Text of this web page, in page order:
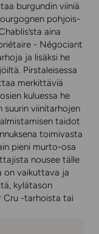
burgundin viiniä
pohjois-
aina
- Négociant
ja lisäksi he
Pirstaleisessa
merkittäviä
kuluessa he
suurin viinitarhojen
taidot
toimivasta
pieni murto-osa
nousee tälle
on vaikuttava ja
kylätason
Cru -tarhoista tai